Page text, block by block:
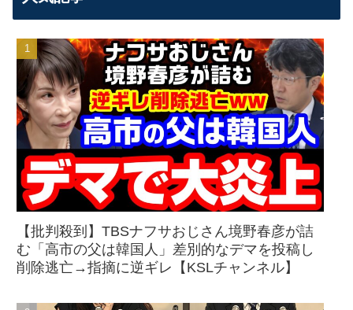
【批判殺到】TBSナフサおじさん境野春彦が詰
む「高市の父は韓国人」差別的なデマを投稿し
削除逃亡→指摘に逆ギレ【KSLチャンネル】